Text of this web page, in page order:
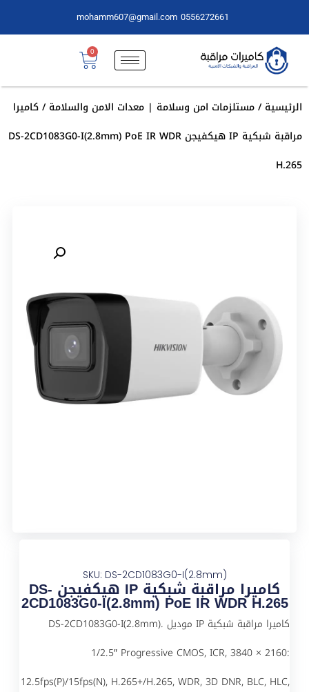
0556272661
mohamm607@gmail.com
0
الرئيسية/مستلزمات امن وسلامة | معدات الامن والسلامة/ كاميرا
مراقبة شبكية IP هيكفيجن DS-2CD1083G0-I(2.8mm) PoE IR WDR
H.265
SKU: DS-2CD1083G0-I(2.8mm)
كاميرا مراقبة شبكية IP هيكفيجن DS-
2CD1083G0-I(2.8mm) PoE IR WDR H.265
كاميرا مراقبة شبكية IP موديل DS-2CD1083G0-I(2.8mm).
1/2.5″ Progressive CMOS, ICR, 3840 × 2160:
12.5fps(P)/15fps(N), H.265+/H.265, WDR, 3D DNR, BLC, HLC,